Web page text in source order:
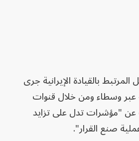
بالقيادة الإيرانية جرى
عبر وسطاء ومن خلال قنوات
عن "مؤشرات تدل على تزايد
صنع القرار".